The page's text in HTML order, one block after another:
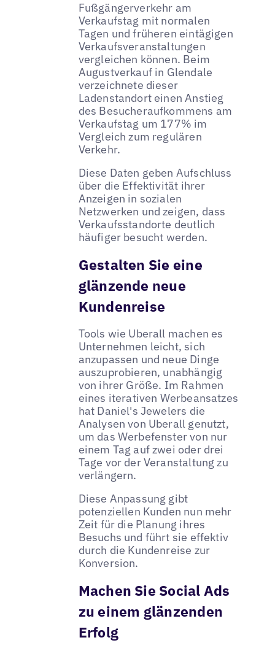
Fußgängerverkehr am
Verkaufstag mit normalen
Tagen und früheren eintägigen
Verkaufsveranstaltungen
vergleichen können. Beim
Augustverkauf in Glendale
verzeichnete dieser
Ladenstandort einen Anstieg
des Besucheraufkommens am
Verkaufstag um 177% im
Vergleich zum regulären
Verkehr.
Diese Daten geben Aufschluss
über die Effektivität ihrer
Anzeigen in sozialen
Netzwerken und zeigen, dass
Verkaufsstandorte deutlich
häufiger besucht werden.
Gestalten Sie eine
glänzende neue
Kundenreise
Tools wie Uberall machen es
Unternehmen leicht, sich
anzupassen und neue Dinge
auszuprobieren, unabhängig
von ihrer Größe. Im Rahmen
eines iterativen Werbeansatzes
hat Daniel's Jewelers die
Analysen von Uberall genutzt,
um das Werbefenster von nur
einem Tag auf zwei oder drei
Tage vor der Veranstaltung zu
verlängern.
Diese Anpassung gibt
potenziellen Kunden nun mehr
Zeit für die Planung ihres
Besuchs und führt sie effektiv
durch die Kundenreise zur
Konversion.
Machen Sie Social Ads
zu einem glänzenden
Erfolg